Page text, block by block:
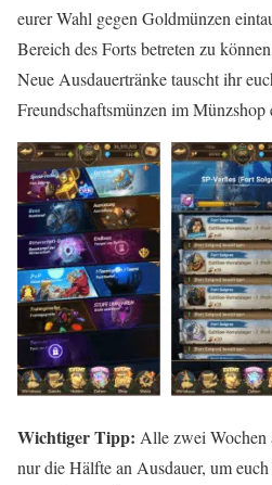
eurer Wahl gegen Goldmünzen
Bereich des Forts betreten zu
Neue Ausdauertränke tauscht ihr
Freundschaftsmünzen im Münzshop
Wichtiger Tipp: Alle zwei Wochen
nur die Hälfte an Ausdauer, um